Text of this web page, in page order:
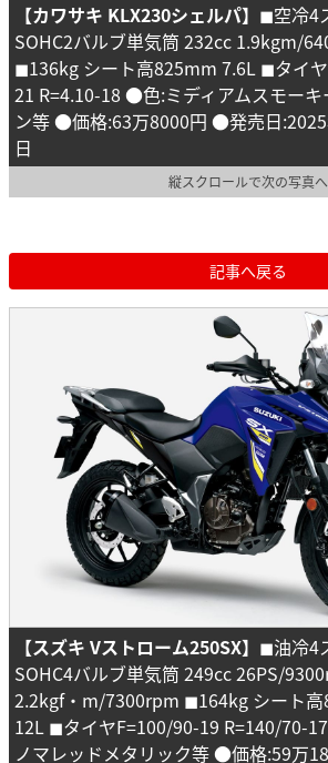
【カワサキ KLX230シェルパ】 ◼︎空冷4
SOHC2バルブ単気筒 232cc 1.9kgm/
◼︎136kg シート高825mm 7.6L ◼︎タイ
21 R=4.10-18 ●色:ミディアムスモーキ
ン等 ●価格:63万8000円 ●発売日
日
縦スクロールで次の写真へ
記事へ戻る
【スズキ Vストローム250SX】 ◼︎油冷4
SOHC4バルブ単気筒 249cc 26PS/
2.2kgf・m/7300rpm ◼︎164kg シート
12L ◼︎タイヤF=100/90-19 R=140/70-
ノマレッドメタリック等 ●価格:59万